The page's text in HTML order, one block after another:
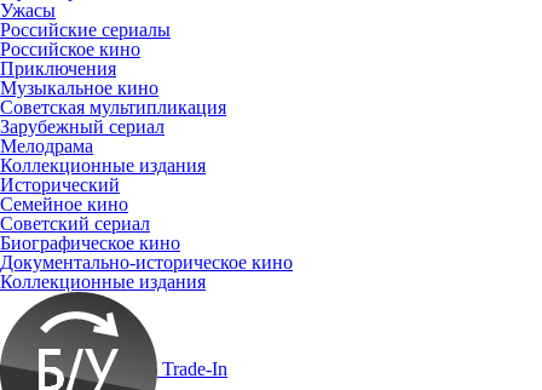
Ужасы
Российские сериалы
Российское кино
Приключения
Музыкальное кино
Советская мультипликация
Зарубежный сериал
Мелодрама
Коллекционные издания
Исторический
Семейное кино
Советский сериал
Биографическое кино
Документально-историческое кино
Коллекционные издания
Trade-In